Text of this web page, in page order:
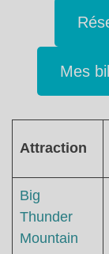
Mes
Attraction
Big
Thunder
Mountain